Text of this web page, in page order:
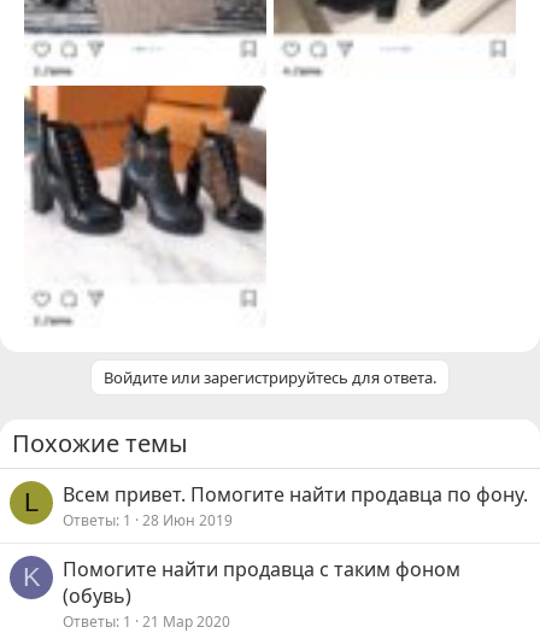
Войдите или зарегистрируйтесь для ответа.
Похожие темы
L Всем привет. Помогите найти продавца по фону.
Ответы 1 28 Июн 2019
K
Помогите найти продавца с таким фоном
(обувь)
Ответы 1 21 Мар 2020